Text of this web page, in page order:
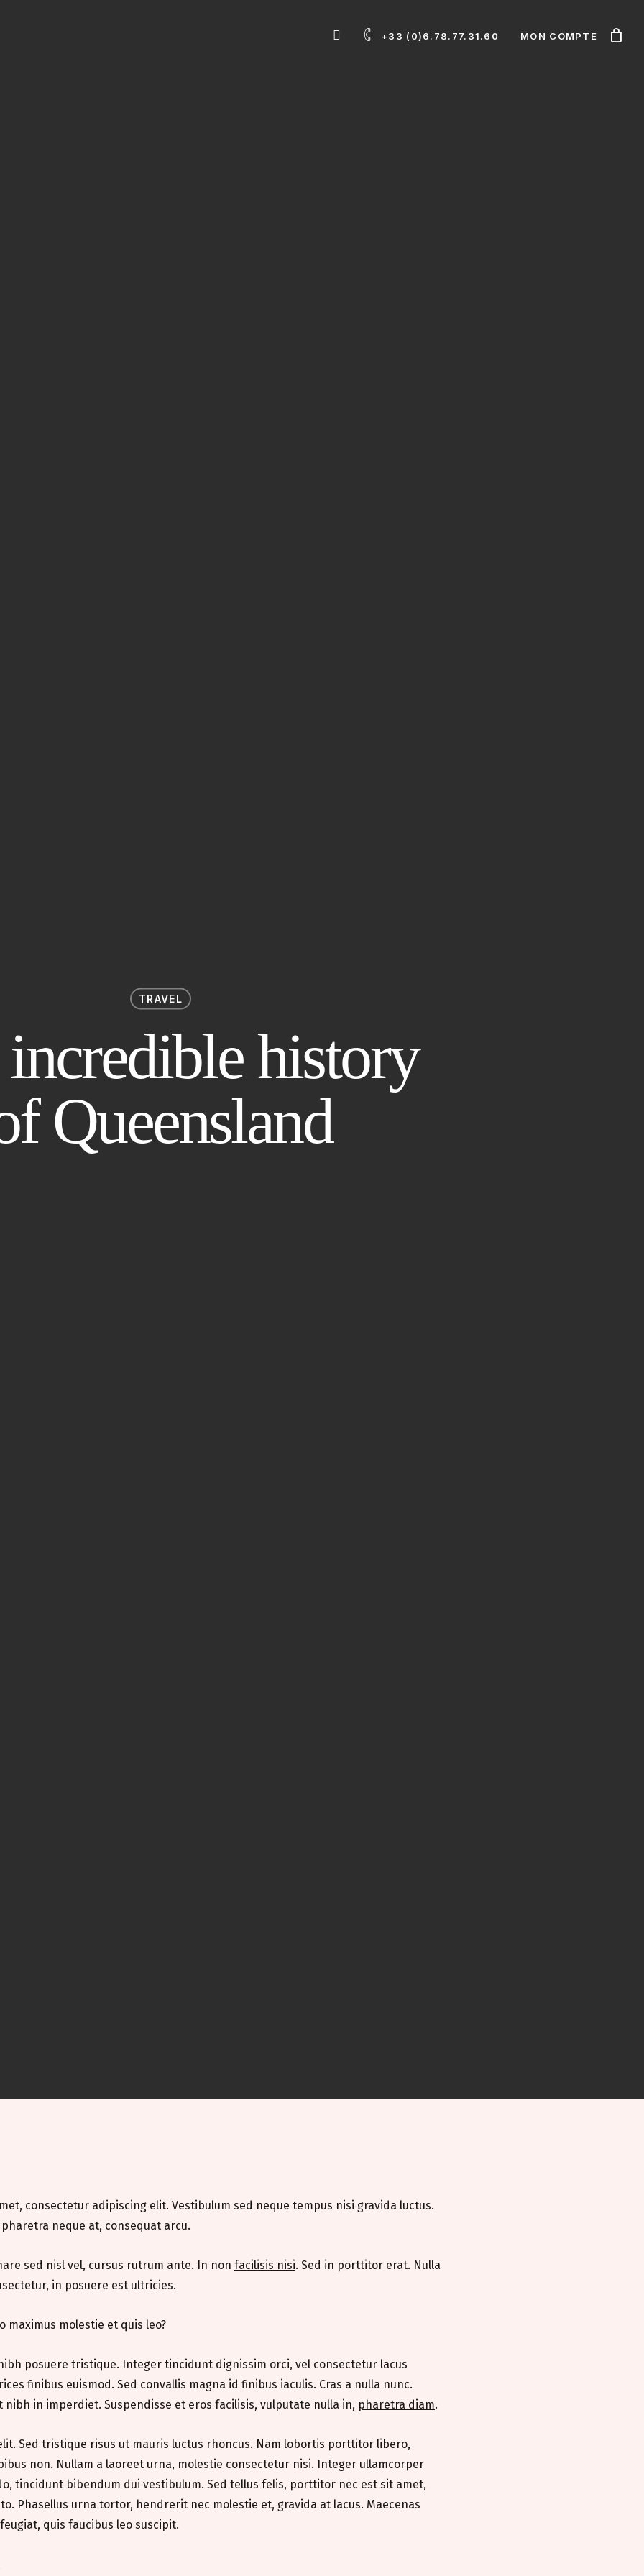
+33 (0)6.78.77.31.60 MON COMPTE
INSTAGRAM
TRAVEL
history
Queensland
consectetur adipiscing elit. Vestibulum sed neque tempus nisi gravida luctus.
neque at, consequat arcu.
sed nisl vel, cursus rutrum ante. In non facilisis nisi. Sed in porttitor erat. Nulla
in posuere est ultricies.
maximus molestie et quis leo?
posuere tristique. Integer tincidunt dignissim orci, vel consectetur lacus
finibus euismod. Sed convallis magna id finibus iaculis. Cras a nulla nunc.
nibh in imperdiet. Suspendisse et eros facilisis, vulputate nulla in, pharetra diam.
Sed tristique risus ut mauris luctus rhoncus. Nam lobortis porttitor libero,
non. Nullam a laoreet urna, molestie consectetur nisi. Integer ullamcorper
tincidunt bibendum dui vestibulum. Sed tellus felis, porttitor nec est sit amet,
Phasellus urna tortor, hendrerit nec molestie et, gravida at lacus. Maecenas
quis faucibus leo suscipit.